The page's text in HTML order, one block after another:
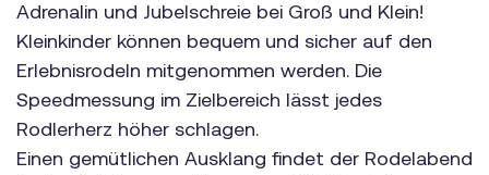
Adrenalin und Jubelschreie bei Groß und Klein!
Kleinkinder können bequem und sicher auf den
Erlebnisrodeln mitgenommen werden. Die
Speedmessung im Zielbereich lässt jedes
Rodlerherz höher schlagen.
Einen gemütlichen Ausklang findet der Rodelabend